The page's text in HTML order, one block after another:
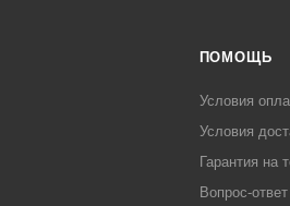
ПОМОЩЬ
Условия
Условия
Гарантия на
Вопрос-ответ